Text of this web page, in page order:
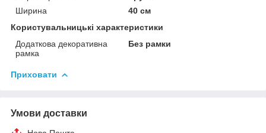
Ширина
40 см
Користувальницькі характеристики
Додаткова декоративна
рамка
Без рамки
Приховати
Умови доставки